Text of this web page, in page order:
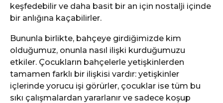
keşfedebilir ve daha basit bir an için nostalji içinde
bir anlığına kaçabilirler.
Bununla birlikte, bahçeye girdiğimizde kim
olduğumuz, onunla nasıl ilişki kurduğumuzu
etkiler. Çocukların bahçelerle yetişkinlerden
tamamen farklı bir ilişkisi vardır: yetişkinler
içlerinde yorucu işi görürler, çocuklar ise tüm bu
sıkı çalışmalardan yararlanır ve sadece koşup